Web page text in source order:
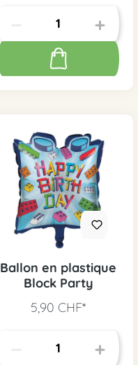
Ballon en plastique
Block Party
5,90 CHF*